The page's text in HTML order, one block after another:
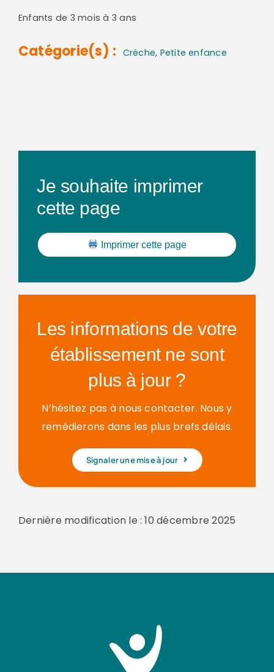
Enfants de 3 mois à 3 ans
Catégorie(s) : Crèche, Petite enfance
Je souhaite imprimer
cette page
Imprimer cette page
Les informations de votre
établissement ne sont
plus à jour ?
N’hésitez pas à nous contacter. Nous y
remédierons dans les plus brefs délais.
Signaler une mise à jour
Dernière modification le : 10 décembre 2025